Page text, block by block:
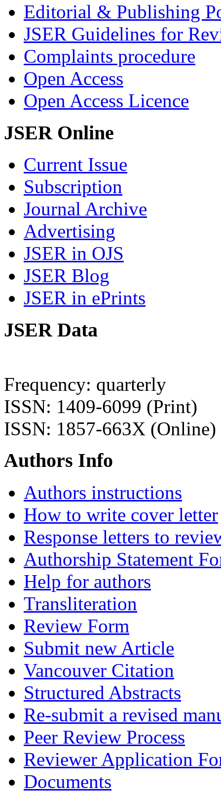
Editorial & Publishing
JSER Guidelines for
Complaints procedure
Open Access
Open Access Licence
JSER Online
Current Issue
Subscription
Journal Archive
Advertising
JSER in OJS
JSER Blog
JSER in ePrints
JSER Data
Frequency: quarterly
ISSN: 1409-6099 (Print)
ISSN: 1857-663X (Online)
Authors Info
Authors instructions
How to write cover letter
Response letters to
Authorship Statement
Help for authors
Transliteration
Review Form
Submit new Article
Vancouver Citation
Structured Abstracts
Re-submit a revised
Peer Review Process
Reviewer Application
Documents